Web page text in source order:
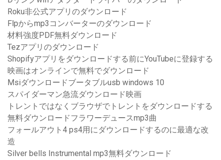
Roku非公式アプリのダウンロード
Flpからmp3コンバーターのダウンロード
材料強度PDF無料ダウンロード
Tezアプリのダウンロード
Shopifyアプリをダウンロードする前にYouTubeに登録する
映画はオンラインで無料でダウンロード
Msiダウンロードブータブルusb windows 10
スパイダーマン急流ダウンロード映画
トレントではなくブラウザでトレントをダウンロードする
無料ダウンロードフラワーデュースmp3曲
フォールアウト4 ps4用にダウンロードするのに最適な改
造
Silver bells Instrumental mp3無料ダウンロード